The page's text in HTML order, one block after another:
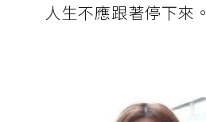
人生不應跟著停下來。